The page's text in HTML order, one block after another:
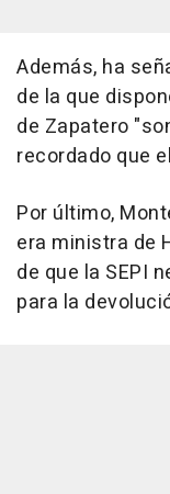
Además, ha
de la que
de Zapatero
recordado que
Por último,
era ministra de
de que la SEPI
para la